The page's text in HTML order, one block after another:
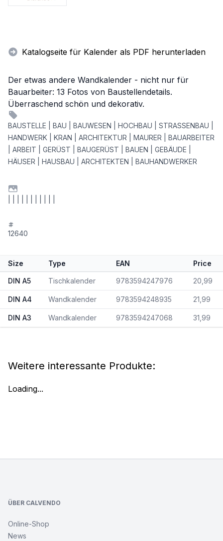
Katalogseite für Kalender als PDF herunterladen
Der etwas andere Wandkalender - nicht nur für
Bauarbeiter: 13 Fotos von Baustellendetails.
Überraschend schön und dekorativ.
BAUSTELLE | BAU | BAUWESEN | HOCHBAU | STRASSENBAU |
HANDWERK | KRAN | ARCHITEKTUR | MAURER | BAUARBEITER
| ARBEIT | GERÜST | BAUGERÜST | BAUEN | GEBÄUDE |
HÄUSER | HAUSBAU | ARCHITEKTEN | BAUHANDWERKER
12640
Size Type EAN Price
DIN A5 Tischkalender 9783594247976 20,99
DIN A4 Wandkalender 9783594248935 21,99
DIN A3 Wandkalender 9783594247068 31,99
Weitere interessante Produkte:
Loading...
ÜBER CALVENDO
Online-Shop
News